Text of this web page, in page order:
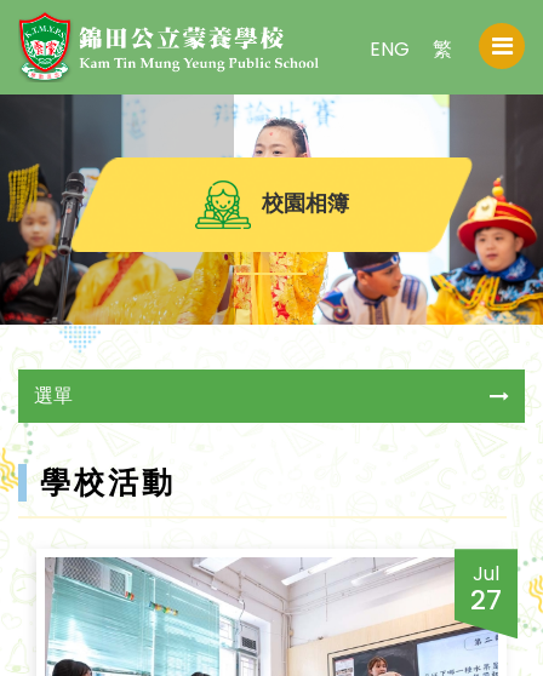
繁
ENG
校園相簿
選單
學校活動
Jul
27